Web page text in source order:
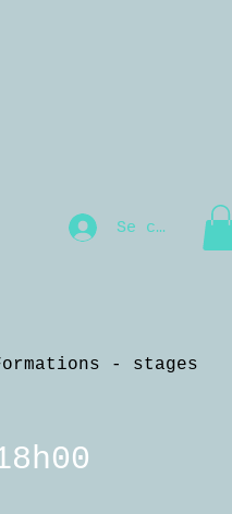
Se connecter
- stages